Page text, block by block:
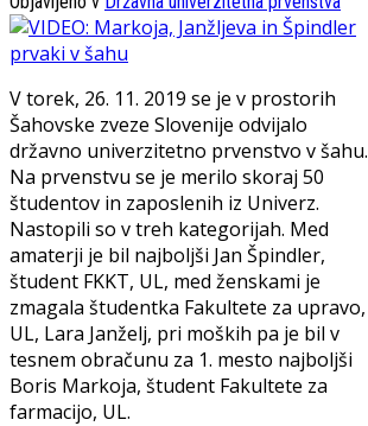
V torek, 26. 11. 2019 se je v prostorih
Šahovske zveze Slovenije odvijalo
državno univerzitetno prvenstvo v šahu.
Na prvenstvu se je merilo skoraj 50
študentov in zaposlenih iz Univerz.
Nastopili so v treh kategorijah. Med
amaterji je bil najboljši Jan Špindler,
študent FKKT, UL, med ženskami je
zmagala študentka Fakultete za upravo,
UL, Lara Janželj, pri moških pa je bil v
tesnem obračunu za 1. mesto najboljši
Boris Markoja, študent Fakultete za
farmacijo, UL.